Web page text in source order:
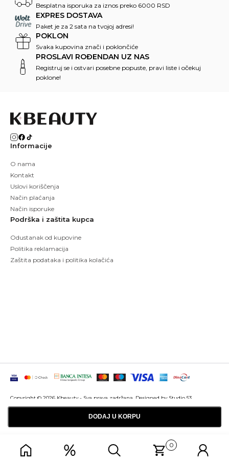
DODAJ U KORPU
0
Besplatna isporuka za iznos preko 6000 RSD
EXPRES DOSTAVA
Paket je za 2 sata na tvojoj adresi!
POKLON
Svaka kupovina znači i poklončiće
PROSLAVI ROĐENDAN UZ NAS
Registruj se i ostvari posebne popuste, pravi liste i očekuj
poklone!
Informacije
O nama
Kontakt
Uslovi koriščenja
Način plaćanja
Način isporuke
Podrška i zaštita kupca
Odustanak od kupovine
Politika reklamacija
Zaštita podataka i politika kolačića
Copyright © 2026 Kbeauty - Sva prava zadržana. Designed by Studio 53
Maintenanced by
Izrada sajtova SEO optimizacija